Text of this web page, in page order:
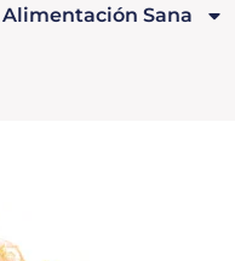
Alimentación Sana